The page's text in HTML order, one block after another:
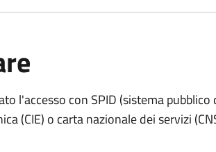
l'accesso con SPID (sistema
(CIE) o carta nazionale dei servizi